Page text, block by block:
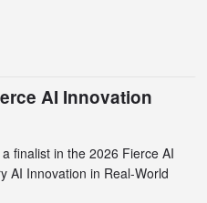
AI Innovation
finalist in the 2026 Fierce AI
AI Innovation in Real-World